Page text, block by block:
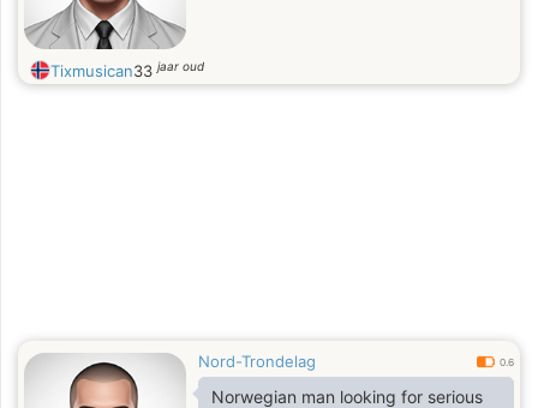
Tixmusican33jaar oud
Nord-Trondelag 0.6
Norwegian man looking for serious